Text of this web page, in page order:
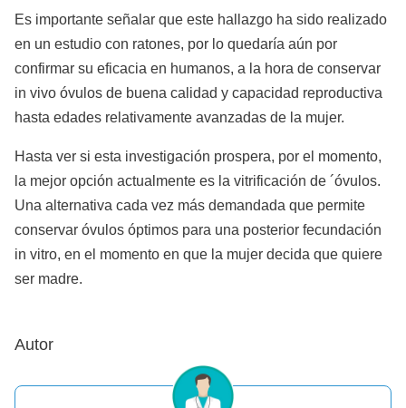
Es importante señalar que este hallazgo ha sido realizado
en un estudio con ratones, por lo quedaría aún por
confirmar su eficacia en humanos, a la hora de conservar
in vivo óvulos de buena calidad y capacidad reproductiva
hasta edades relativamente avanzadas de la mujer.
Hasta ver si esta investigación prospera, por el momento,
la mejor opción actualmente es la vitrificación de ´óvulos.
Una alternativa cada vez más demandada que permite
conservar óvulos óptimos para una posterior fecundación
in vitro, en el momento en que la mujer decida que quiere
ser madre.
Autor